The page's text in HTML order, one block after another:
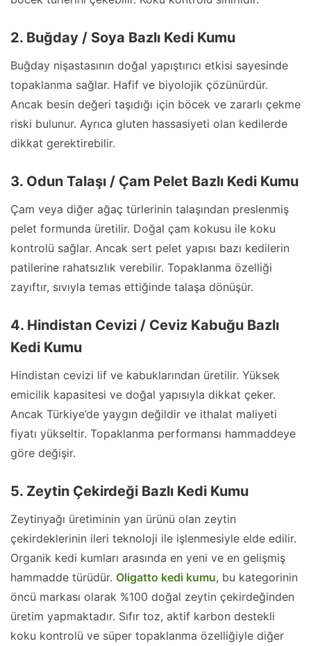
2. Buğday / Soya Bazlı Kedi Kumu
Buğday nişastasının doğal yapıştırıcı etkisi sayesinde
topaklanma sağlar. Hafif ve biyolojik çözünürdür.
Ancak besin değeri taşıdığı için böcek ve zararlı çekme
riski bulunur. Ayrıca gluten hassasiyeti olan kedilerde
dikkat gerektirebilir.
3. Odun Talaşı / Çam Pelet Bazlı Kedi Kumu
Çam veya diğer ağaç türlerinin talaşından preslenmiş
pelet formunda üretilir. Doğal çam kokusu ile koku
kontrolü sağlar. Ancak sert pelet yapısı bazı kedilerin
patilerine rahatsızlık verebilir. Topaklanma özelliği
zayıftır, sıvıyla temas ettiğinde talaşa dönüşür.
4. Hindistan Cevizi / Ceviz Kabuğu Bazlı
Kedi Kumu
Hindistan cevizi lif ve kabuklarından üretilir. Yüksek
emicilik kapasitesi ve doğal yapısıyla dikkat çeker.
Ancak Türkiye’de yaygın değildir ve ithalat maliyeti
fiyatı yükseltir. Topaklanma performansı hammaddeye
göre değişir.
5. Zeytin Çekirdeği Bazlı Kedi Kumu
Zeytinyağı üretiminin yan ürünü olan zeytin
çekirdeklerinin ileri teknoloji ile işlenmesiyle elde edilir.
Organik kedi kumları arasında en yeni ve en gelişmiş
hammadde türüdür. Oligatto kedi kumu, bu kategorinin
öncü markası olarak %100 doğal zeytin çekirdeğinden
üretim yapmaktadır. Sıfır toz, aktif karbon destekli
koku kontrolü ve süper topaklanma özelliğiyle diğer